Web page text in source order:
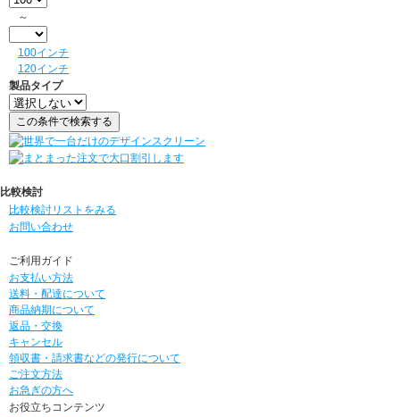
～
100インチ
120インチ
製品タイプ
比較検討
比較検討リストをみる
お問い合わせ
ご利用ガイド
お支払い方法
送料・配達について
商品納期について
返品・交換
キャンセル
領収書・請求書などの発行について
ご注文方法
お急ぎの方へ
お役立ちコンテンツ